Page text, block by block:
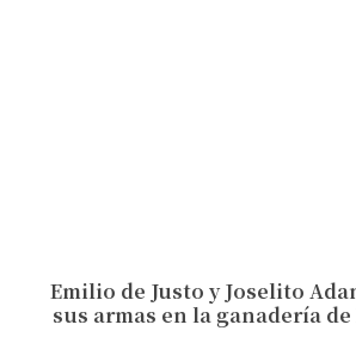
Emilio de Justo y Joselito
sus armas en la ganadería de